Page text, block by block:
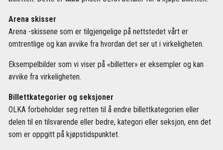
Arena skisser
Arena -skissene som er tilgjengelige på nettstedet vårt er
omtrentlige og kan avvike fra hvordan det ser ut i virkeligheten.
Eksempelbilder som vi viser på «billetter» er eksempler og kan
avvike fra virkeligheten.
Billettkategorier og seksjoner
OLKA forbeholder seg retten til å endre billettkategorien eller
delen til en tilsvarende eller bedre, kategori eller seksjon, enn det
som er oppgitt på kjøpstidspunktet.